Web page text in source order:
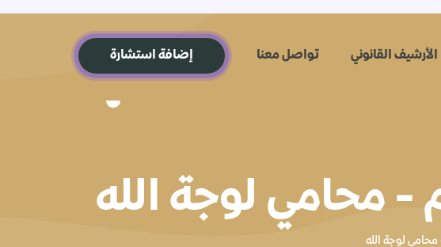
الأرشيف القانوني تواصل معنا إضافة استشارة
محامي لوجة الله
لوجة الله